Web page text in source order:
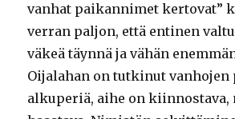
vanhat paikannimet kertovat”
verran paljon, että entinen
väkeä täynnä ja vähän
Oijalahan on tutkinut
alkuperiä, aihe on kiinnostava,